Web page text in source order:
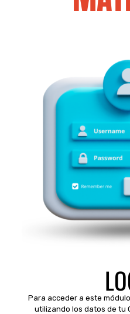
Para acceder a este
utilizando los datos de tu